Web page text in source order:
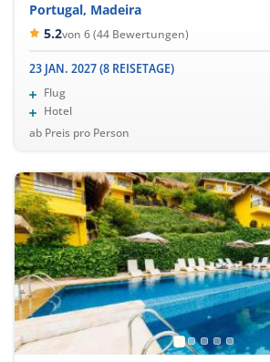
Portugal, Madeira
5.2von 6 (44 Bewertungen)
23 JAN. 2027 (8 REISETAGE)
Flug
Hotel
ab Preis pro Person